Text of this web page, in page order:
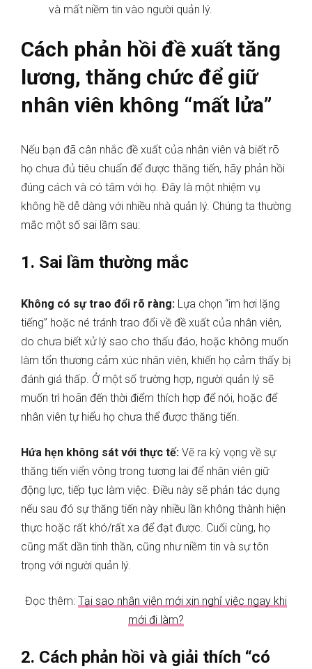
và mất niềm tin vào người quản lý.
Cách phản hồi đề xuất tăng
lương, thăng chức để giữ
nhân viên không “mất lửa”
Nếu bạn đã cân nhắc đề xuất của nhân viên và biết rõ
họ chưa đủ tiêu chuẩn để được thăng tiến, hãy phản hồi
đúng cách và có tâm với họ. Đây là một nhiệm vụ
không hề dễ dàng với nhiều nhà quản lý. Chúng ta thường
mắc một số sai lầm sau:
1. Sai lầm thường mắc
Không có sự trao đổi rõ ràng: Lựa chọn “im hơi lặng
tiếng” hoặc né tránh trao đổi về đề xuất của nhân viên,
do chưa biết xử lý sao cho thấu đáo, hoặc không muốn
làm tổn thương cảm xúc nhân viên, khiến họ cảm thấy bị
đánh giá thấp. Ở một số trường hợp, người quản lý sẽ
muốn trì hoãn đến thời điểm thích hợp để nói, hoặc để
nhân viên tự hiểu họ chưa thể được thăng tiến.
Hứa hẹn không sát với thực tế: Vẽ ra kỳ vọng về sự
thăng tiến viển vông trong tương lai để nhân viên giữ
động lực, tiếp tục làm việc. Điều này sẽ phản tác dụng
nếu sau đó sự thăng tiến này nhiều lần không thành hiện
thực hoặc rất khó/rất xa để đạt được. Cuối cùng, họ
cũng mất dần tinh thần, cũng như niềm tin và sự tôn
trọng với người quản lý.
Đọc thêm: Tại sao nhân viên mới xin nghỉ việc ngay khi
mới đi làm?
2. Cách phản hồi và giải thích “có